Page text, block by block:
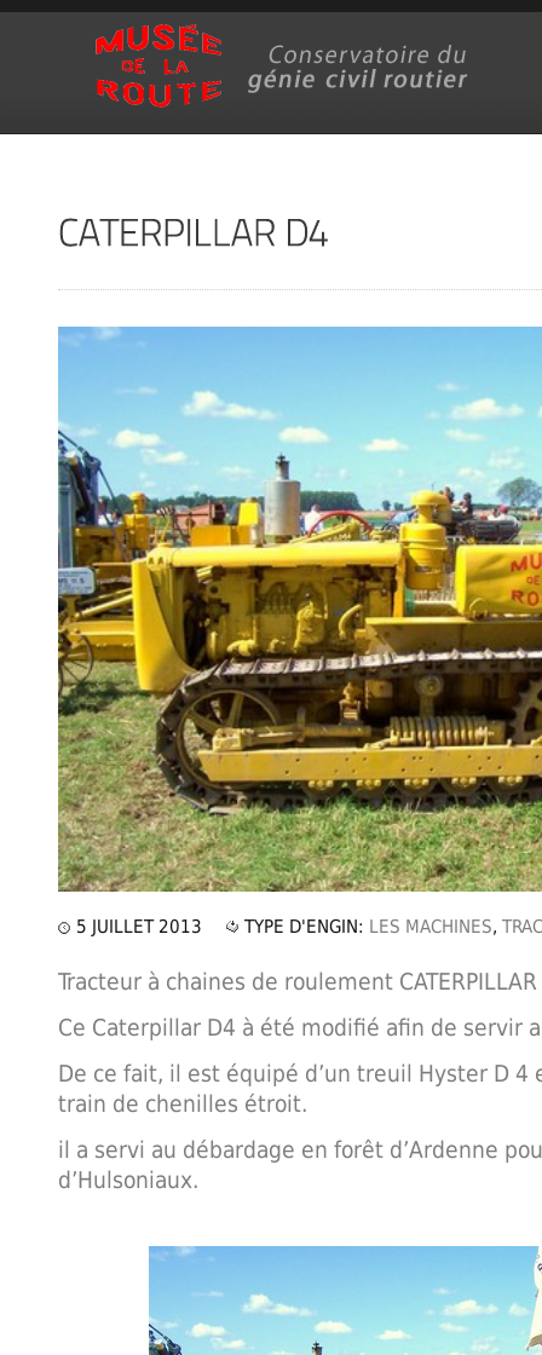
5 JUILLET 2013 TYPE D'ENGIN: LES MACHINES,
Tracteur à chaines de roulement
Ce Caterpillar D4 à été modifié afin de servir
De ce fait, il est équipé d’un treuil Hyster D 4
train de chenilles étroit.
il a servi au débardage en forêt d’Ardenne
d’Hulsoniaux.